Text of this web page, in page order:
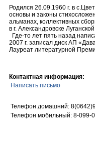
Родился 26.09.1960 г. в
основы и законы
альманах, коллективных
в г. Александровске
Где-то лет пять назад
2007 г. записал диск АП
Лауреат литературной
Контактная информация:
Написать письмо
Телефон домашний:
Телефон мобильный: 8-099-